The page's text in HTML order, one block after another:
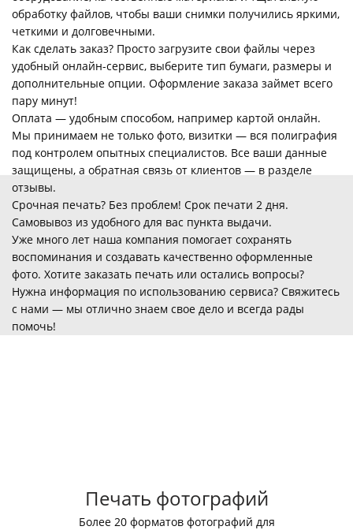
обработку файлов, чтобы ваши снимки получились яркими,
четкими и долговечными.
Как сделать заказ? Просто загрузите свои файлы через
удобный онлайн-сервис, выберите тип бумаги, размеры и
дополнительные опции. Оформление заказа займет всего
пару минут!
Оплата — удобным способом, например картой онлайн.
Мы принимаем не только фото, визитки — вся полиграфия
под контролем опытных специалистов. Все ваши данные
защищены, а обратная связь от клиентов — в разделе
отзывы.
Срочная печать? Без проблем! Срок печати 2 дня.
Самовывоз из удобного для вас пункта выдачи.
Уже много лет наша компания помогает сохранять
воспоминания и создавать качественно оформленные
фото. Хотите заказать печать или остались вопросы?
Нужна информация по использованию сервиса? Свяжитесь
с нами — мы отлично знаем свое дело и всегда рады
помочь!
Печать фотографий
Более 20 форматов фотографий для